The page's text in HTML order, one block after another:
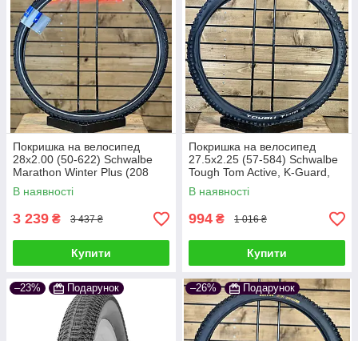
Конструкція та матеріали
Ми радимо враховувати тип корду. Провідний борт
(Wire) доступніший за ціною, а кевларовий (Folding)
легший і компактніший. На відчуття від їзди впливає і
суміш гуми – м'які варіанти чіпляються сильніше, а
тверді служать довше. Для тих, хто катається
активно або використовує безкамерну систему, має
значення також сумісність із Tubeless Ready.
Покришка на велосипед
28x2.00 (50-622) Schwalbe
Marathon Winter Plus (208
шипів) Performance,
SmartGuard, TwinSki
В наявності
3 239 ₴ 3 437 ₴
Купити
Покришка на велосипед
27.5x2.25 (57-584) Schwalbe
Tough Tom Active, K-Guard,
SBC, B/B-SK
В наявності
994 ₴ 1 016 ₴
Купити
–23% Подарунок –26% Подарунок